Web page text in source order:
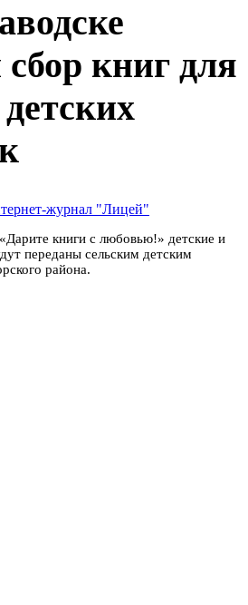
книг для
журнал "Лицей"
книги с любовью!» детские и
переданы сельским детским
района.